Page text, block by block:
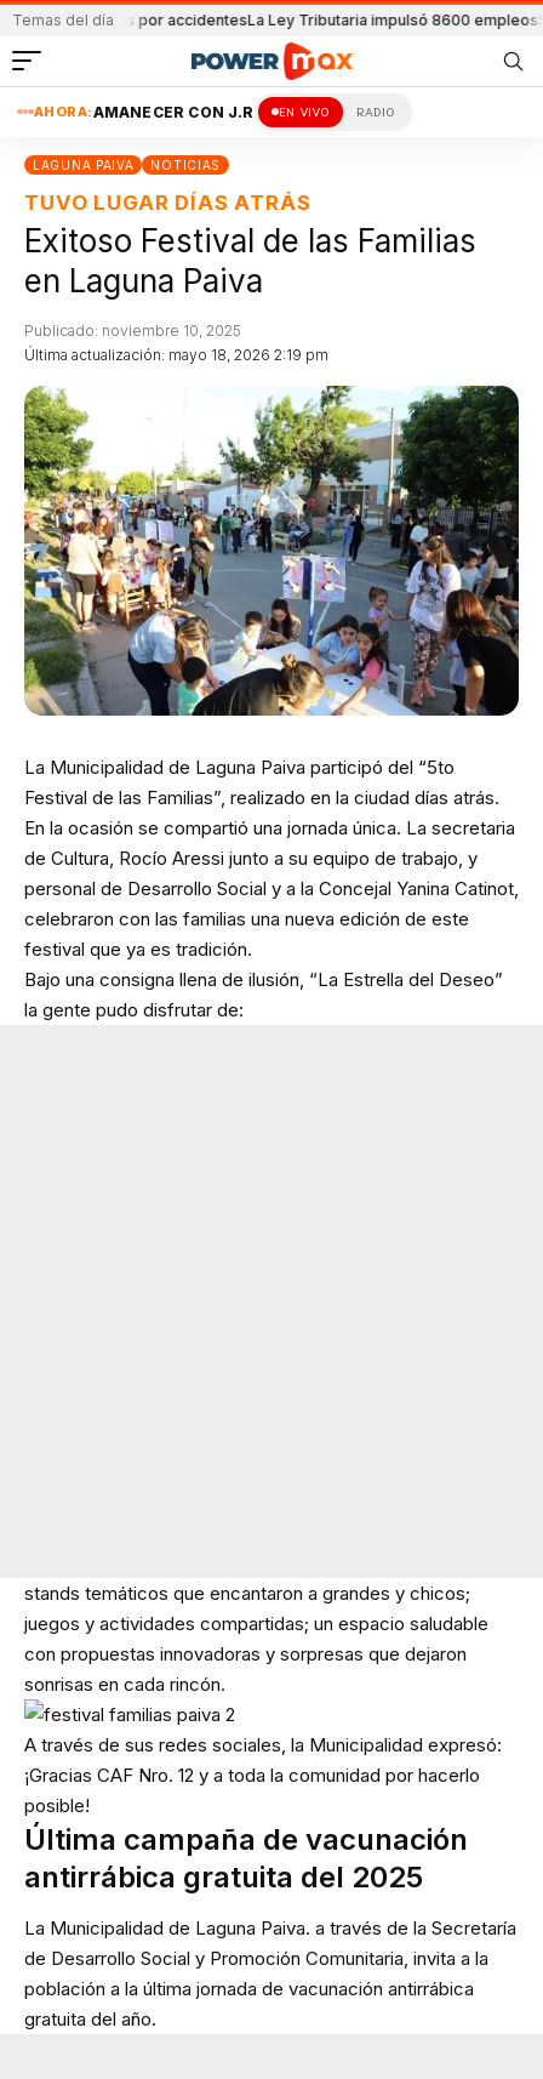
Temas del día
muertes por accidentesLa Ley Tributaria impulsó 8600 empleosSe
AHORA:AMANECER CON J.R EN VIVO RADIO
LAGUNA PAIVA NOTICIAS
TUVO LUGAR DÍAS ATRÁS
Exitoso Festival de las Familias
en Laguna Paiva
Última actualización: mayo 18, 2026 2:19 pm
Publicado: noviembre 10, 2025
La Municipalidad de Laguna Paiva participó del “5to
Festival de las Familias”, realizado en la ciudad días atrás.
En la ocasión se compartió una jornada única. La secretaria
de Cultura, Rocío Aressi junto a su equipo de trabajo, y
personal de Desarrollo Social y a la Concejal Yanina Catinot,
celebraron con las familias una nueva edición de este
festival que ya es tradición.
Bajo una consigna llena de ilusión, “La Estrella del Deseo”
la gente pudo disfrutar de:
stands temáticos que encantaron a grandes y chicos;
juegos y actividades compartidas; un espacio saludable
con propuestas innovadoras y sorpresas que dejaron
sonrisas en cada rincón.
A través de sus redes sociales, la Municipalidad expresó:
¡Gracias CAF Nro. 12 y a toda la comunidad por hacerlo
posible!
Última campaña de vacunación
antirrábica gratuita del 2025
La Municipalidad de Laguna Paiva. a través de la Secretaría
de Desarrollo Social y Promoción Comunitaria, invita a la
población a la última jornada de vacunación antirrábica
gratuita del año.